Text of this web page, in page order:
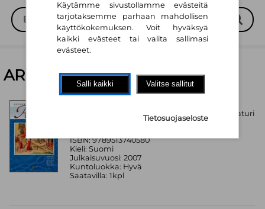
ARKKI: USKONNON ARKKI
Kirjoittaja: Jämsä Johanna; Ketola Kimmo; Laturi
Katriina; Nissinen Martti; Vappula Katri
ISBN: 9789513740580
Kieli: Suomi
Julkaisuvuosi: 2007
Kuntoluokka: Hyvä
Saatavilla: 1kpl
Käytämme sivustollamme evästeitä
tarjotaksemme parhaan mahdollisen
käyttökokemuksen. Voit hyväksyä
kaikki evästeet tai valita sallimasi
evästeet.
Salli kaikki Valitse sallitut
Tietosuojaseloste